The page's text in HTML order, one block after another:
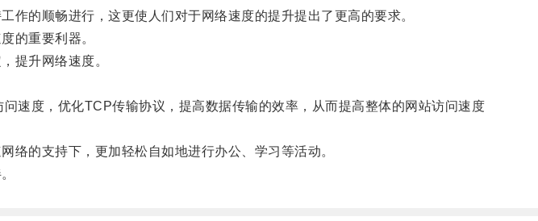
的顺畅进行，这更使人们对于网络速度的提升提出了更高的要求。
的重要利器。
提升网络速度。
度，优化TCP传输协议，提高数据传输的效率，从而提高整体的网站访问速度
的支持下，更加轻松自如地进行办公、学习等活动。